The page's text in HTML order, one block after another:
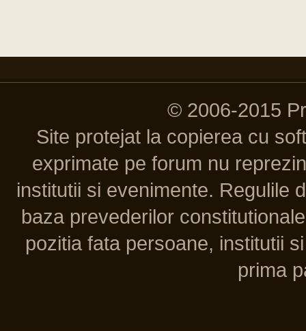
© 2006-2015
Site protejat la copierea cu
exprimate pe forum nu
institutii si evenimente. Regulile
baza prevederilor
pozitia fata persoane, institutii
prima